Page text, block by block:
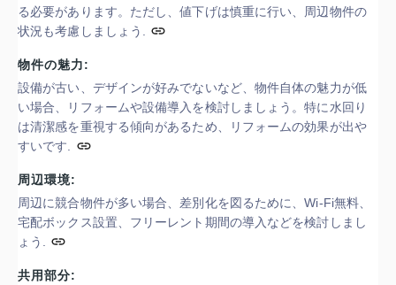
る必要があります。 ただし、値下げは慎重に行い、周辺物件の
状況も考慮しましょう.
物件の魅力:
設備が古い、デザインが好みでないなど、物件自体の魅力が低
い場合、リフォームや設備導入を検討しましょう。特に水回り
は清潔感を重視する傾向があるため、リフォームの効果が出や
すいです.
周辺環境:
周辺に競合物件が多い場合、差別化を図るために、Wi-Fi無料、
宅配ボックス設置、フリーレント期間の導入などを検討しまし
ょう.
共用部分: